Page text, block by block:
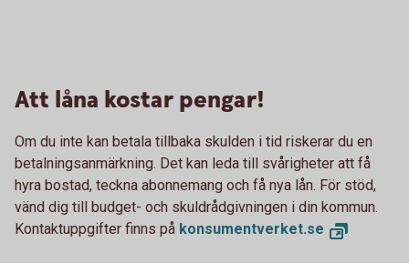
Att låna kostar pengar!
Om du inte kan betala tillbaka skulden i tid riskerar du en
betalningsanmärkning. Det kan leda till svårigheter att få
hyra bostad, teckna abonnemang och få nya lån. För stöd,
vänd dig till budget- och skuldrådgivningen i din kommun.
Kontaktuppgifter finns på konsumentverket.se